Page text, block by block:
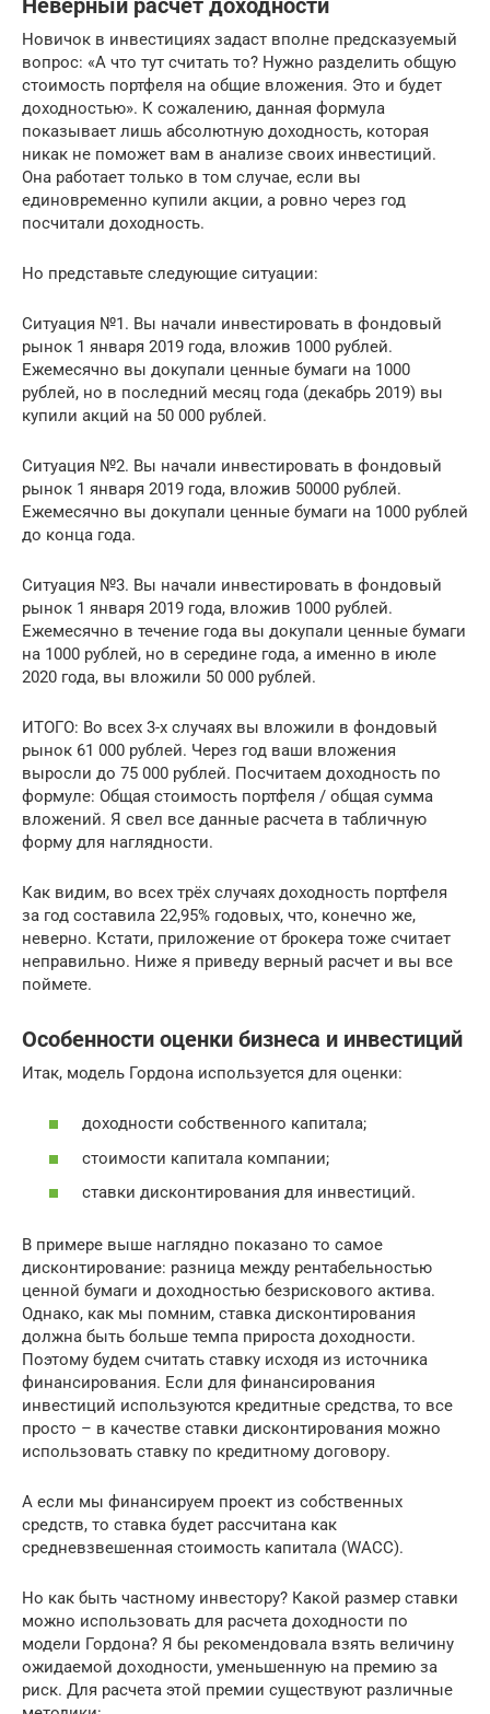
Неверный расчет доходности
Новичок в инвестициях задаст вполне предсказуемый
вопрос: «А что тут считать то? Нужно разделить общую
стоимость портфеля на общие вложения. Это и будет
доходностью». К сожалению, данная формула
показывает лишь абсолютную доходность, которая
никак не поможет вам в анализе своих инвестиций.
Она работает только в том случае, если вы
единовременно купили акции, а ровно через год
посчитали доходность.
Но представьте следующие ситуации:
Ситуация №1. Вы начали инвестировать в фондовый
рынок 1 января 2019 года, вложив 1000 рублей.
Ежемесячно вы докупали ценные бумаги на 1000
рублей, но в последний месяц года (декабрь 2019) вы
купили акций на 50 000 рублей.
Ситуация №2. Вы начали инвестировать в фондовый
рынок 1 января 2019 года, вложив 50000 рублей.
Ежемесячно вы докупали ценные бумаги на 1000 рублей
до конца года.
Ситуация №3. Вы начали инвестировать в фондовый
рынок 1 января 2019 года, вложив 1000 рублей.
Ежемесячно в течение года вы докупали ценные бумаги
на 1000 рублей, но в середине года, а именно в июле
2020 года, вы вложили 50 000 рублей.
ИТОГО: Во всех 3-х случаях вы вложили в фондовый
рынок 61 000 рублей. Через год ваши вложения
выросли до 75 000 рублей. Посчитаем доходность по
формуле: Общая стоимость портфеля / общая сумма
вложений. Я свел все данные расчета в табличную
форму для наглядности.
Как видим, во всех трёх случаях доходность портфеля
за год составила 22,95% годовых, что, конечно же,
неверно. Кстати, приложение от брокера тоже считает
неправильно. Ниже я приведу верный расчет и вы все
поймете.
Особенности оценки бизнеса и инвестиций
Итак, модель Гордона используется для оценки:
доходности собственного капитала;
стоимости капитала компании;
ставки дисконтирования для инвестиций.
В примере выше наглядно показано то самое
дисконтирование: разница между рентабельностью
ценной бумаги и доходностью безрискового актива.
Однако, как мы помним, ставка дисконтирования
должна быть больше темпа прироста доходности.
Поэтому будем считать ставку исходя из источника
финансирования. Если для финансирования
инвестиций используются кредитные средства, то все
просто – в качестве ставки дисконтирования можно
использовать ставку по кредитному договору.
А если мы финансируем проект из собственных
средств, то ставка будет рассчитана как
средневзвешенная стоимость капитала (WACC).
Но как быть частному инвестору? Какой размер ставки
можно использовать для расчета доходности по
модели Гордона? Я бы рекомендовала взять величину
ожидаемой доходности, уменьшенную на премию за
риск. Для расчета этой премии существуют различные